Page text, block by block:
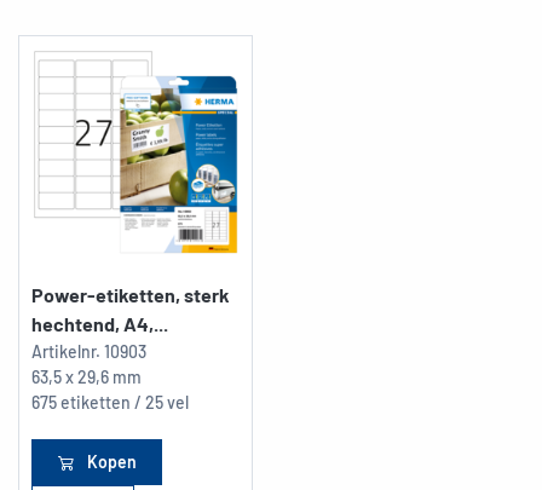
Power-etiketten, sterk
hechtend, A4,...
Artikelnr. 10903
63,5 x 29,6 mm
675 etiketten / 25 vel
Kopen